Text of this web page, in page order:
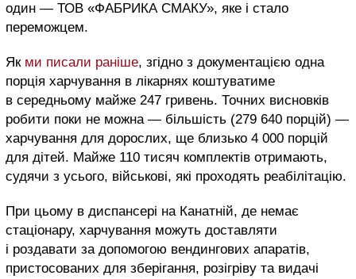
один — ТОВ «ФАБРИКА СМАКУ», яке і стало
переможцем.
Як ми писали раніше, згідно з документацією одна
порція харчування в лікарнях коштуватиме
в середньому майже 247 гривень. Точних висновків
робити поки не можна — більшість (279 640 порцій) —
харчування для дорослих, ще близько 4 000 порцій
для дітей. Майже 110 тисяч комплектів отримають,
судячи з усього, військові, які проходять реабілітацію.
При цьому в диспансері на Канатній, де немає
стаціонару, харчування можуть доставляти
і роздавати за допомогою вендингових апаратів,
пристосованих для зберігання, розігріву та видачі